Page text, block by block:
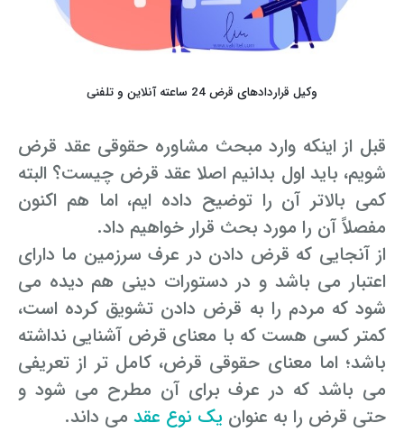
وکیل قراردادهای قرض 24 ساعته آنلاین و تلفنی
قبل از اینکه وارد مبحث مشاوره حقوقی عقد قرض
شویم، باید اول بدانیم اصلا عقد قرض چیست؟ البته
کمی بالاتر آن را توضیح داده ایم، اما هم اکنون
مفصلاً آن را مورد بحث قرار خواهیم داد.
از آنجایی که قرض دادن در عرف سرزمین ما دارای
اعتبار می باشد و در دستورات دینی هم دیده می
شود که مردم را به قرض دادن تشویق کرده است،
کمتر کسی هست که با معنای قرض آشنایی نداشته
باشد؛ اما معنای حقوقی قرض، کامل تر از تعریفی
می باشد که در عرف برای آن مطرح می شود و
حتی قرض را به عنوان یک نوع عقد می داند.